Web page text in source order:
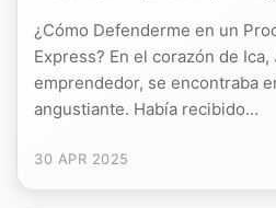
¿Cómo Defenderme en un
Express? En el corazón de
emprendedor, se encontraba
angustiante. Había recibido...
30 APR 2025